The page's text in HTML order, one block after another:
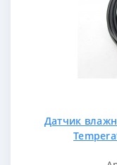
Датчик